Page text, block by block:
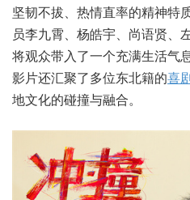
坚韧不拔、热情直率的精神特
员李九霄、杨皓宇、尚语贤、
将观众带入了一个充满生活气
影片还汇聚了多位东北籍的喜
地文化的碰撞与融合。